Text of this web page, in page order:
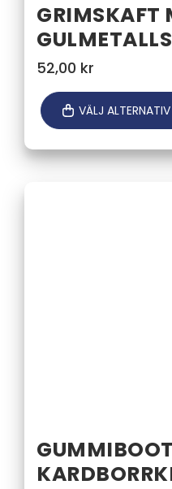
GRIMSKAFT
52,00 kr
VÄLJ ALTERNATIV